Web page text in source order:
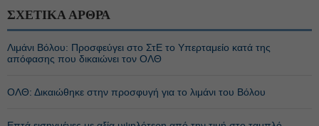
ΣΧΕΤΙΚΑ ΑΡΘΡΑ
Λιμάνι Βόλου: Προσφεύγει στο ΣτΕ το Υπερταμείο κατά της
απόφασης που δικαιώνει τον ΟΛΘ
ΟΛΘ: Δικαιώθηκε στην προσφυγή για το λιμάνι του Βόλου